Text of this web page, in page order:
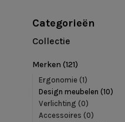
Categorieën
Collectie
Merken (121)
Ergonomie (1)
Design meubelen (10)
Verlichting (0)
Accessoires (0)